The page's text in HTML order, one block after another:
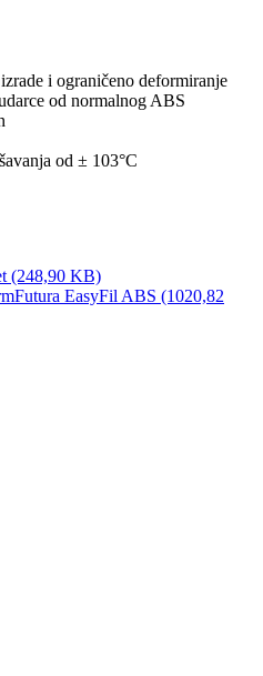
i ograničeno deformiranje
od normalnog ABS
od ± 103°C
(248,90 KB)
EasyFil ABS (1020,82